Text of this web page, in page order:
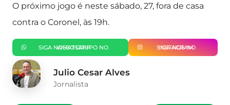
O próximo jogo é neste sábado, 27, fora de casa
contra o Coronel, às 19h.
SIGA NOSSO GRUPO NO WHATSAPP SIGA-NOS NO INSTAGRAM
Julio Cesar Alves
Jornalista